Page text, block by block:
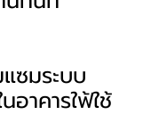
ซมระบบ
าคารใฟ้ใช้